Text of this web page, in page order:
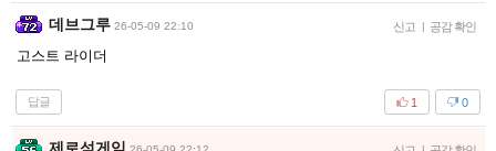
데브그루 26-05-09 22:10 신고 | 공감 확인
고스트 라이더
답글 0
1